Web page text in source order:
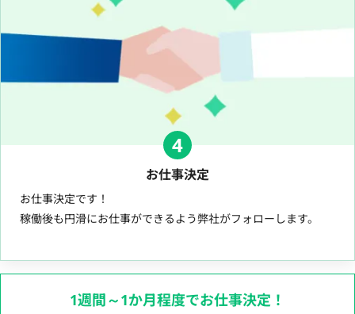
4
お仕事決定
お仕事決定です！
稼働後も円滑にお仕事ができるよう弊社がフォローします。
1週間～1か月程度でお仕事決定！